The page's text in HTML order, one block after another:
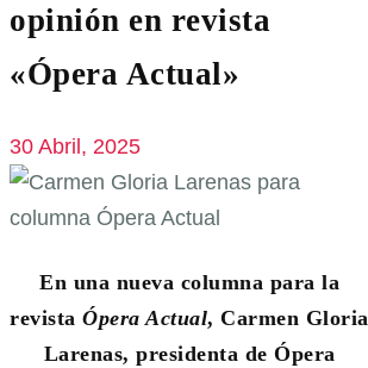
opinión en revista
«Ópera Actual»
30 Abril, 2025
En una nueva columna para la
revistaÓpera Actual, Carmen Gloria
Larenas, presidenta de Ópera